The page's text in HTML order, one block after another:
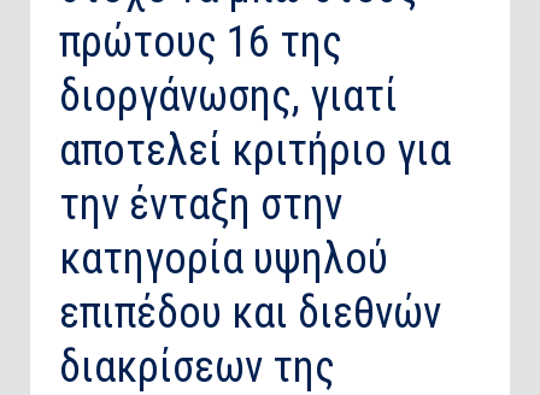
πρώτους 16 της
διοργάνωσης, γιατί
αποτελεί κριτήριο για
την ένταξη στην
κατηγορία υψηλού
επιπέδου και διεθνών
διακρίσεων της